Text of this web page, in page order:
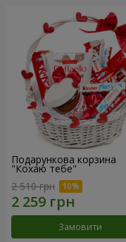
Подарункова корзина
"Кохаю тебе"
2 510 грн
Замовити